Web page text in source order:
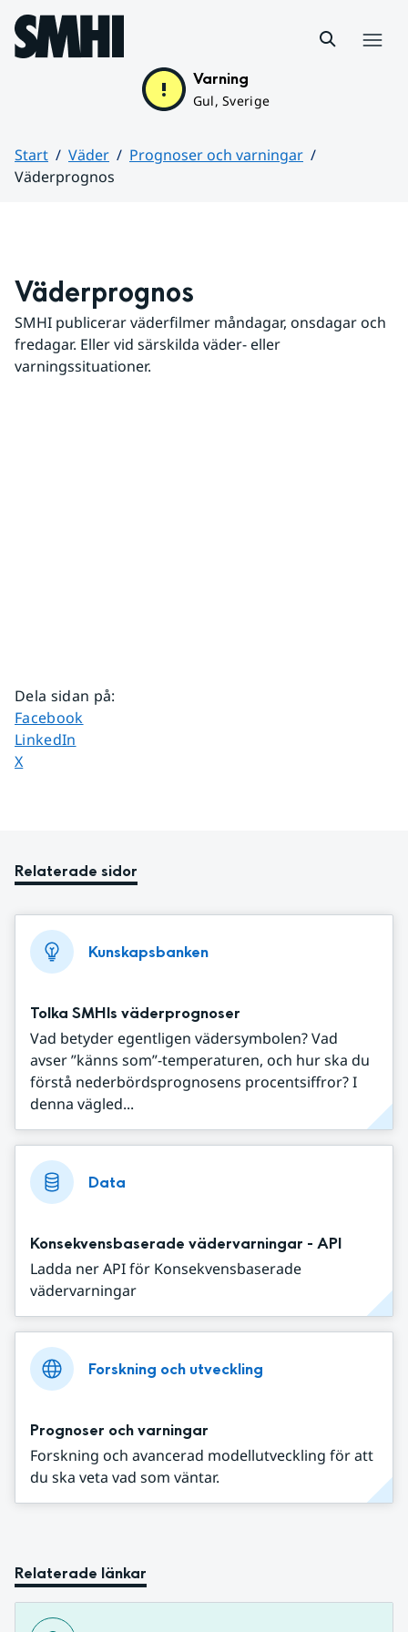
Hoppa till sidans innehåll
Varning
Gul, Sverige
Start Väder
Prognoser och varningar
Väderprognos
Väderprognos
SMHI publicerar väderfilmer måndagar, onsdagar och
fredagar. Eller vid särskilda väder- eller
varningssituationer.
Dela sidan på:
Dela sidan på
Facebook
Dela sidan på
LinkedIn
Dela sidan på
X
Relaterade sidor
Kunskapsbanken
Tolka SMHIs väderprognoser
Vad betyder egentligen vädersymbolen? Vad
avser ”känns som”-temperaturen, och hur ska du
förstå nederbördsprognosens procentsiffror? I
denna vägled...
Data
Konsekvensbaserade vädervarningar - API
Ladda ner API för Konsekvensbaserade
vädervarningar
Forskning och utveckling
Prognoser och varningar
Forskning och avancerad modellutveckling för att
du ska veta vad som väntar.
Relaterade länkar